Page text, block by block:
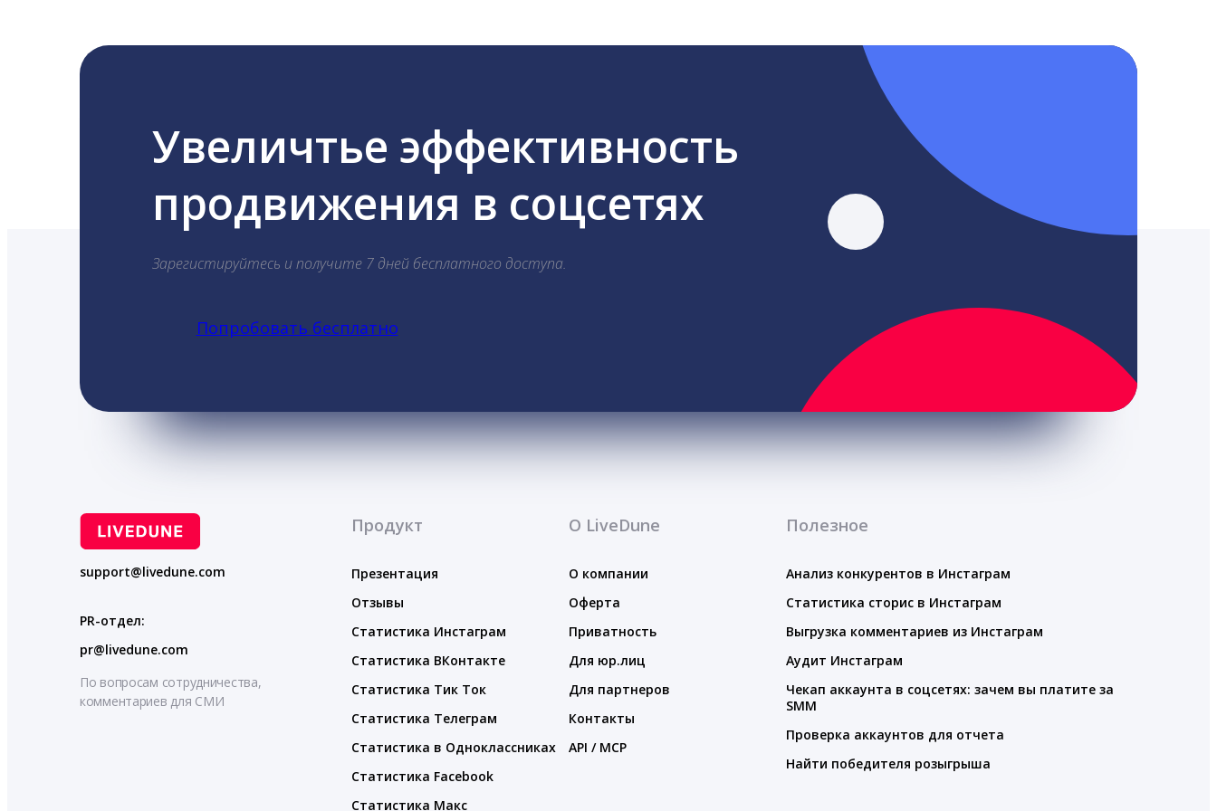
Увеличтье эффективность
продвижения в соцсетях
Зарегистируйтесь и получите 7 дней бесплатного доступа.
Попробовать бесплатно
support@livedune.com
PR-отдел:
pr@livedune.com
По вопросам сотрудничества,
комментариев для СМИ
Продукт
Презентация
Отзывы
Статистика Инстаграм
Статистика ВКонтакте
Статистика Тик Ток
Статистика Телеграм
Статистика в Одноклассниках
Статистика Facebook
Статистика Макс
О LiveDune
О компании
Оферта
Приватность
Для юр.лиц
Для партнеров
Контакты
API / MCP
Полезное
Анализ конкурентов в Инстаграм
Статистика сторис в Инстаграм
Выгрузка комментариев из Инстаграм
Аудит Инстаграм
Чекап аккаунта в соцсетях: зачем вы платите за
SMM
Проверка аккаунтов для отчета
Найти победителя розыгрыша